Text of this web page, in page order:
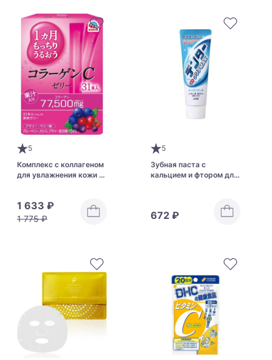
5
Комплекс с коллагеном
для увлажнения кожи и
Moisturizing Collagen C
Jelly
1 633 ₽
1 775 ₽
5
Зубная паста с
кальцием и фтором для
LION Denter Clear MAX
672 ₽